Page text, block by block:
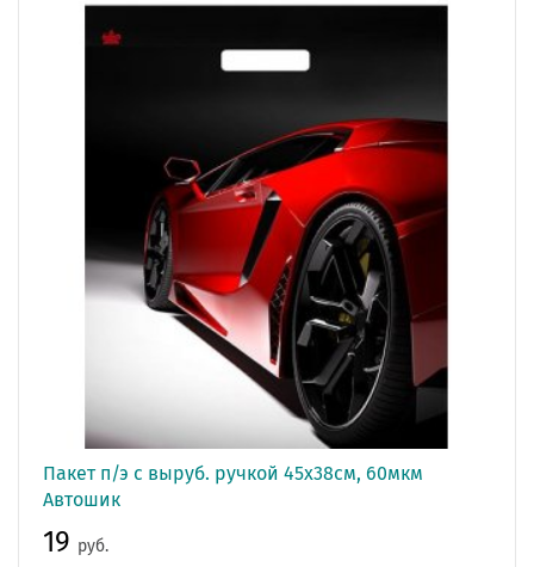
Пакет п/э с выруб. ручкой 45х38см, 60мкм
Автошик
19 руб.